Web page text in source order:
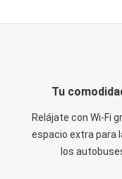
Tu
Relájate con Wi-Fi
espacio extra para
los